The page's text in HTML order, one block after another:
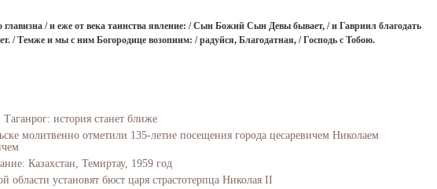
главизна / и еже от века таинства явление: / Сын Божий Сын Девы бывает, / и Гавриил благодать
/ Темже и мы с ним Богородице возопиим: / радуйся, Благодатная, / Господь с Тобою.
история станет ближе
молитвенно отметили 135-летие посещения города цесаревичем Николаем
Казахстан, Темиртау, 1959 год
области установят бюст царя страстотерпца Николая II